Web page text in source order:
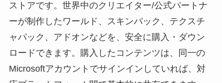
ストアです。世界中のクリエイター/公式パートナ
ーが制作したワールド、スキンパック、テクスチ
ャパック、アドオンなどを、安全に購入・ダウン
ロードできます。購入したコンテンツは、同一の
Microsoftアカウントでサインインしていれば、対